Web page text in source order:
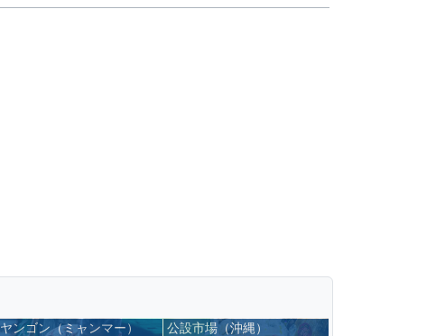
ヤンゴン（ミャンマー） 公設市場（沖縄）